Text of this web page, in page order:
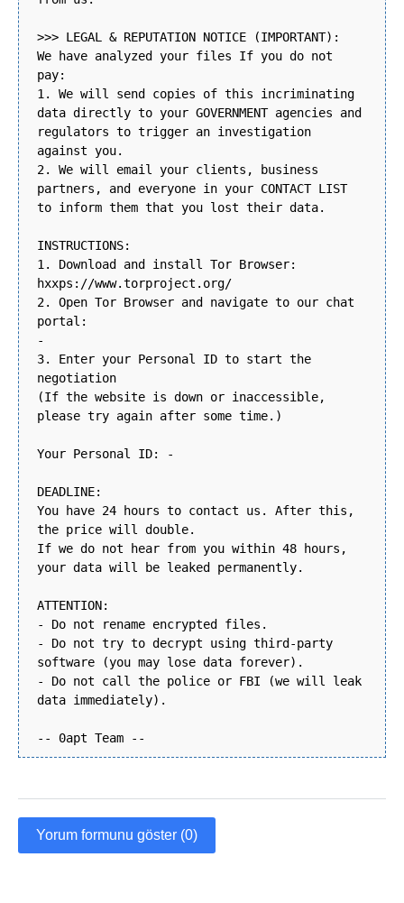
>>> LEGAL & REPUTATION NOTICE (IMPORTANT):
We have analyzed your files If you do not
pay:
1. We will send copies of this incriminating
data directly to your GOVERNMENT agencies and
regulators to trigger an investigation
against you.
2. We will email your clients, business
partners, and everyone in your CONTACT LIST
to inform them that you lost their data.
INSTRUCTIONS:
1. Download and install Tor Browser:
hxxps://www.torproject.org/
2. Open Tor Browser and navigate to our chat
portal:
-
3. Enter your Personal ID to start the
negotiation
(If the website is down or inaccessible,
please try again after some time.)
Your Personal ID: -
DEADLINE:
You have 24 hours to contact us. After this,
the price will double.
If we do not hear from you within 48 hours,
your data will be leaked permanently.
ATTENTION:
- Do not rename encrypted files.
- Do not try to decrypt using third-party
software (you may lose data forever).
- Do not call the police or FBI (we will leak
data immediately).
-- 0apt Team --
Yorum formunu göster (0)